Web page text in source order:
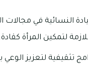
النسائية في مجالات
لتمكين المرأة كقادة.
تثقيفية لتعزيز